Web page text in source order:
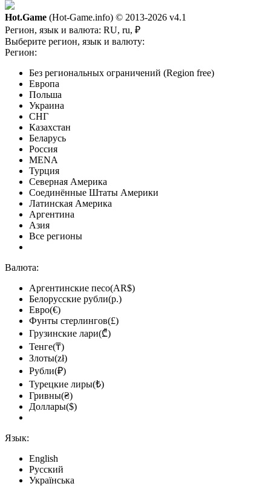
Hot.Game (Hot-Game.info) © 2013-2026 v4.1
Регион, язык и валюта: RU, ru, ₽
Выберите регион, язык и валюту:
Регион:
Без региональных ограничений (Region free)
Европа
Польша
Украина
СНГ
Казахстан
Беларусь
Россия
MENA
Турция
Северная Америка
Соединённые Штаты Америки
Латинская Америка
Аргентина
Азия
Все регионы
Валюта:
Аргентинские песо(AR$)
Белорусские рубли(р.)
Евро(€)
Фунты стерлингов(£)
Грузинские лари(₾)
Тенге(₸)
Злоты(zł)
Рубли(₽)
Турецкие лиры(₺)
Гривны(₴)
Доллары($)
Язык:
English
Русский
Українська